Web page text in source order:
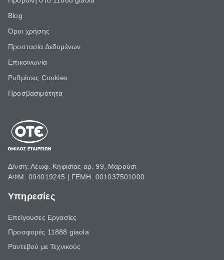
Blog
Όροι χρήσης
Προστασία Δεδομένων
Επικοινωνία
Ρυθμίσεις Cookies
Προσβασιμότητα
Δ/νση: Λεωφ. Κηφισίας αρ. 99, Μαρούσι
ΑΦΜ: 094019245 | ΓΕΜΗ: 001037501000
Υπηρεσίες
Επείγουσες Εργασίες
Προσφορές 11888 giaola
Ραντεβού με Τεχνικούς